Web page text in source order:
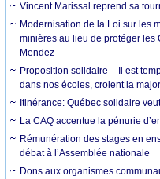
Vincent Marissal reprend sa
Modernisation de la Loi sur les
minières au lieu de protéger les
Mendez
Proposition solidaire – Il est
dans nos écoles, croient la
Itinérance: Québec solidaire
La CAQ accentue la pénurie
Rémunération des stages en
débat à l’Assemblée nationale
Dons aux organismes